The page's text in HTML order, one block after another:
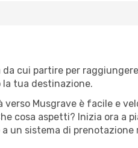
cui partire per
tua destinazione.
Musgrave è facile e
cosa aspetti? Inizia ora a
un sistema di